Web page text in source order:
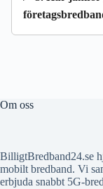
Om oss
BilligtBredband24.se
mobilt bredband. Vi
erbjuda snabbt 5G-